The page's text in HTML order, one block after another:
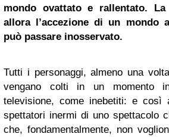
mondo ovattato e rallentato. La
allora l’accezione di un mondo
può passare inosservato.
Tutti i personaggi, almeno una
vengano colti in un momento
televisione, come inebetiti: e così
spettatori inermi di uno spettacolo
che, fondamentalmente, non